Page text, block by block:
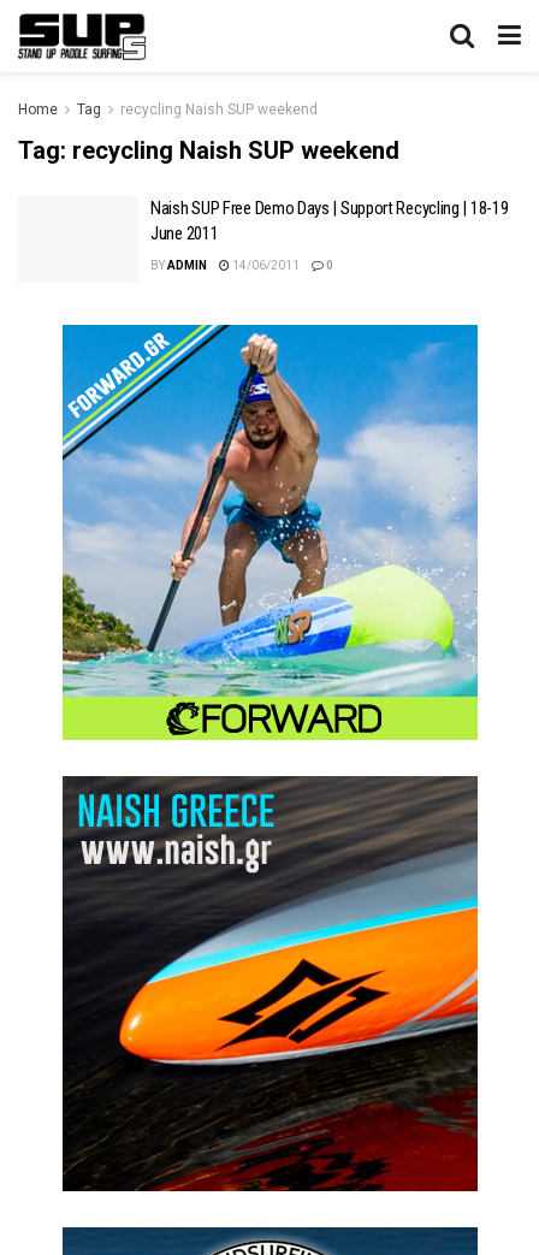
Home Tag recycling Naish SUP weekend
Tag: recycling Naish SUP weekend
Naish SUP Free Demo Days | Support Recycling | 18-19
June 2011
BYADMIN 14/06/2011 0